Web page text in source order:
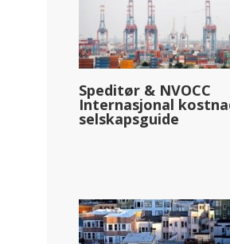
Speditør & NVOCC
Internasjonal
selskapsguide